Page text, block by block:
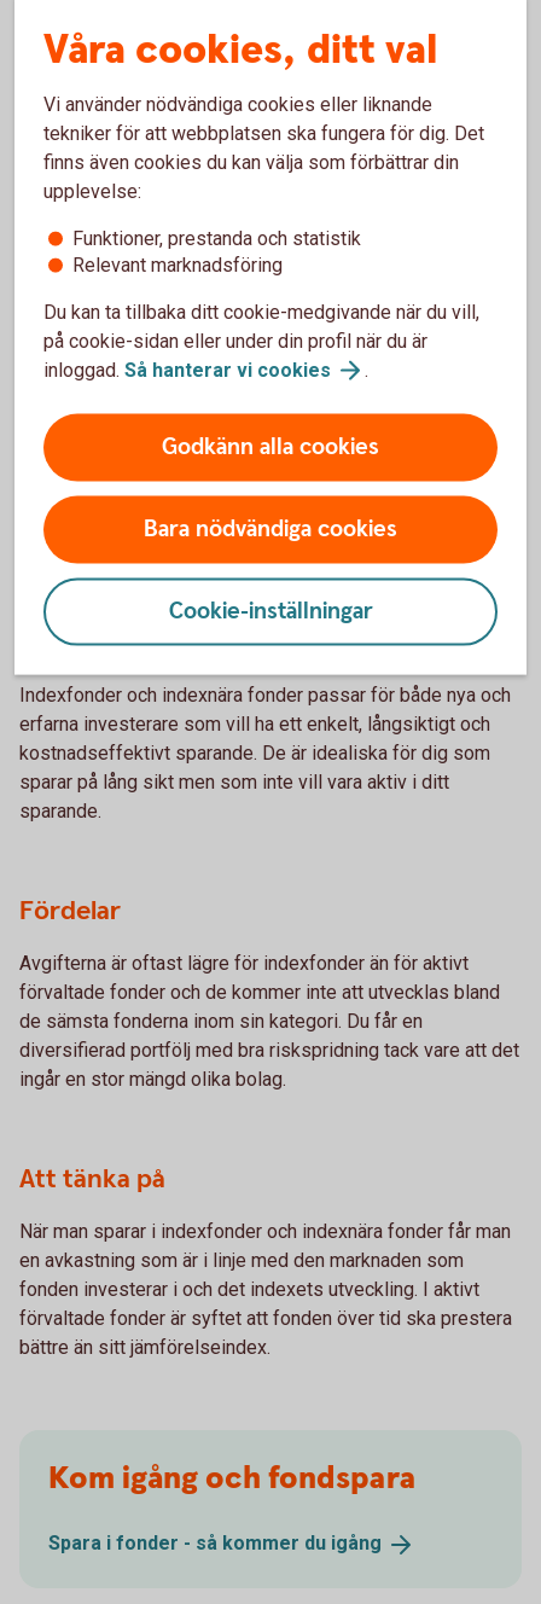
Parisavtalet, vilket bland annat innebär att bolag med
sex olika fonder med olika inriktningar.
Access Edge USA
Access Edge Global
Access Edge Japan
Access Edge Sweden
Swedbank Robur Access Edge – se
utveckling
Indexfonder och indexnära fonder
– för vem och varför?
Vem passar de?
Indexfonder och indexnära fonder passar för både nya och
erfarna investerare som vill ha ett enkelt, långsiktigt och
kostnadseffektivt sparande. De är idealiska för dig som
sparar på lång sikt men som inte vill vara aktiv i ditt
sparande.
Fördelar
Avgifterna är oftast lägre för indexfonder än för aktivt
förvaltade fonder och de kommer inte att utvecklas bland
de sämsta fonderna inom sin kategori. Du får en
diversifierad portfölj med bra riskspridning tack vare att det
ingår en stor mängd olika bolag.
Att tänka på
När man sparar i indexfonder och indexnära fonder får man
en avkastning som är i linje med den marknaden som
fonden investerar i och det indexets utveckling. I aktivt
förvaltade fonder är syftet att fonden över tid ska prestera
bättre än sitt jämförelseindex.
Kom igång och fondspara
Spara i fonder - så kommer du igång
Våra cookies, ditt val
Vi använder nödvändiga cookies eller liknande
tekniker för att webbplatsen ska fungera för dig. Det
finns även cookies du kan välja som förbättrar din
upplevelse:
Funktioner, prestanda och statistik
Relevant marknadsföring
Du kan ta tillbaka ditt cookie-medgivande när du vill,
på cookie-sidan eller under din profil när du är
inloggad. Så hanterar vi cookies .
Godkänn alla cookies
Bara nödvändiga cookies
Cookie-inställningar